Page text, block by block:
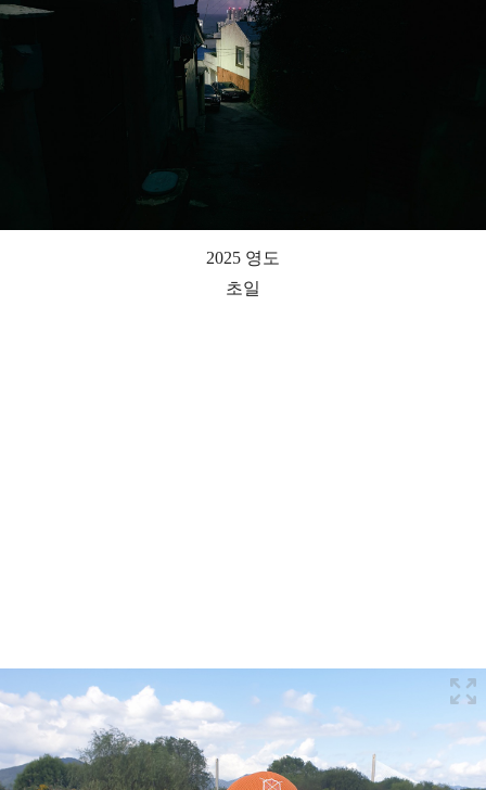
2025 영도
초일